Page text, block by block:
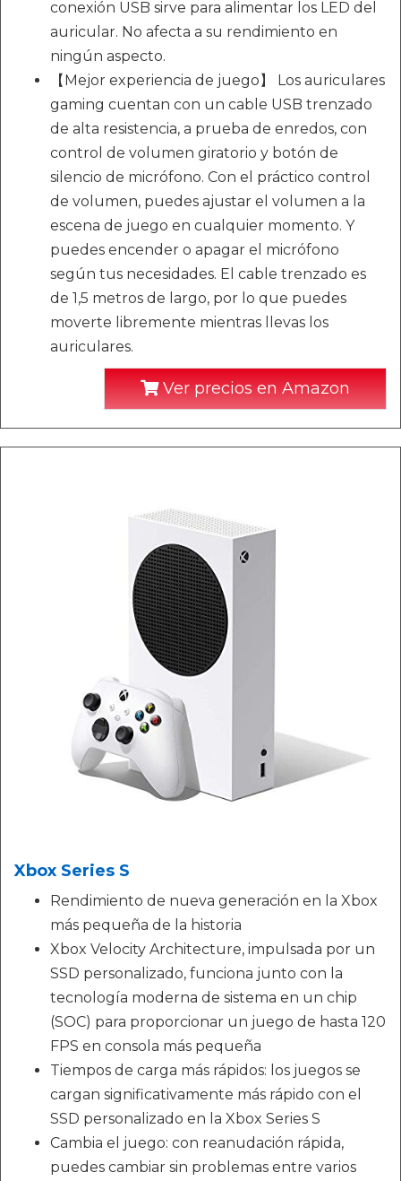
conexión USB sirve para alimentar los LED del
auricular. No afecta a su rendimiento en
ningún aspecto.
【Mejor experiencia de juego】 Los auriculares
gaming cuentan con un cable USB trenzado
de alta resistencia, a prueba de enredos, con
control de volumen giratorio y botón de
silencio de micrófono. Con el práctico control
de volumen, puedes ajustar el volumen a la
escena de juego en cualquier momento. Y
puedes encender o apagar el micrófono
según tus necesidades. El cable trenzado es
de 1,5 metros de largo, por lo que puedes
moverte libremente mientras llevas los
auriculares.
Ver precios en Amazon
Xbox Series S
Rendimiento de nueva generación en la Xbox
más pequeña de la historia
Xbox Velocity Architecture, impulsada por un
SSD personalizado, funciona junto con la
tecnología moderna de sistema en un chip
(SOC) para proporcionar un juego de hasta 120
FPS en consola más pequeña
Tiempos de carga más rápidos: los juegos se
cargan significativamente más rápido con el
SSD personalizado en la Xbox Series S
Cambia el juego: con reanudación rápida,
puedes cambiar sin problemas entre varios